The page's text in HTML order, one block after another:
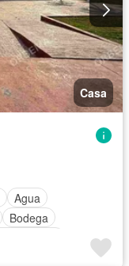
Casa
Agua
Bodega